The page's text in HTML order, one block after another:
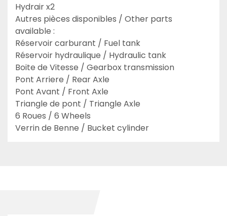
Hydrair x2
Autres pièces disponibles / Other parts
available :
Réservoir carburant / Fuel tank
Réservoir hydraulique / Hydraulic tank
Boite de Vitesse / Gearbox transmission
Pont Arriere / Rear Axle
Pont Avant / Front Axle
Triangle de pont / Triangle Axle
6 Roues / 6 Wheels
Verrin de Benne / Bucket cylinder